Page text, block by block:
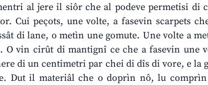
al jere il siôr che al podeve permetisi di
Cui peçots, une volte, a fasevin scarpets
di lane, o metìn une gomute. Une volte a
O vin cirût di mantignî ce che a fasevin une
di un centimetri par chei di dîs di vore, e la
Dut il materiâl che o doprìn nô, lu